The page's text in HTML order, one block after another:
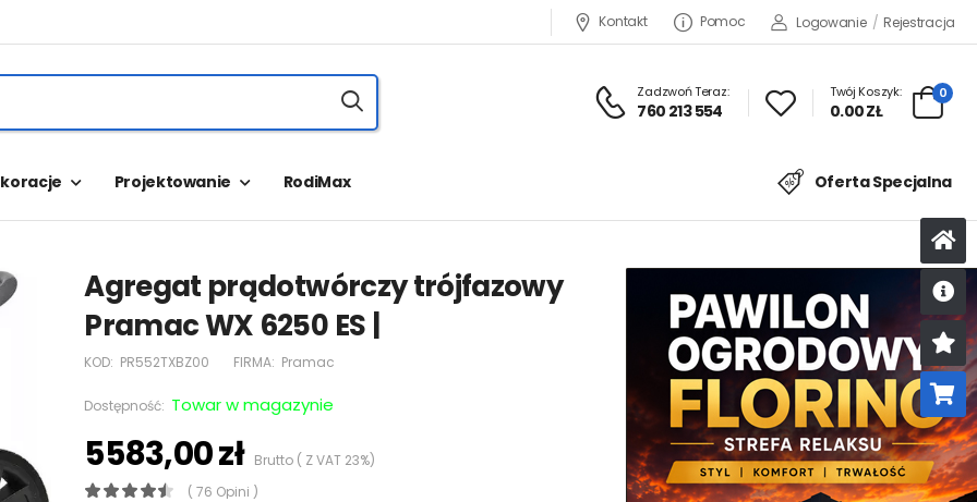
Kontakt Pomoc Logowanie / Rejestracja
Zadzwoń Teraz:
760 213 554
Twój Koszyk:
0.00 ZŁ
0
Projektowanie RodiMax Oferta Specjalna
Agregat prądotwórczy trójfazowy
Pramac WX 6250 ES |
KOD: PR552TXBZ00 FIRMA: Pramac
Dostępność: Towar w magazynie
5583,00 złBrutto ( Z VAT 23%)
( 76 Opini )